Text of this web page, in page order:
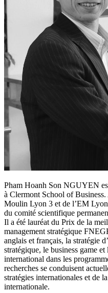
Pham Hoanh Son NGUYEN
à Clermont School of
Moulin Lyon 3 et de l’EM
du comité scientifique
Il a été lauréat du Prix de la
management stratégique
anglais et français, la stratégie
stratégique, le business game
international dans les
recherches se conduisent
stratégies internationales et de
internationale.